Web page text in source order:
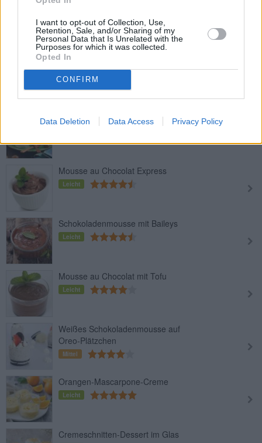
I want to opt-out of Collection, Use,
Retention, Sale, and/or Sharing of my
Personal Data that Is Unrelated with the
Purposes for which it was collected.
Opted In
CONFIRM
Data Deletion Data Access Privacy Policy
Leicht
Mittel
Kastanien-Rum-Mousse
Mousse au Chocolat Express
Leicht
Schokoladenmousse mit Baileys
Leicht
Mousse au Chocolat mit Tofu
Leicht
Weißes Schokoladenmousse auf
Oreo-Plätzchen
Mittel
Orangen-Mascarpone-Creme
Leicht
Cremeschnitten-Dessert im Glas